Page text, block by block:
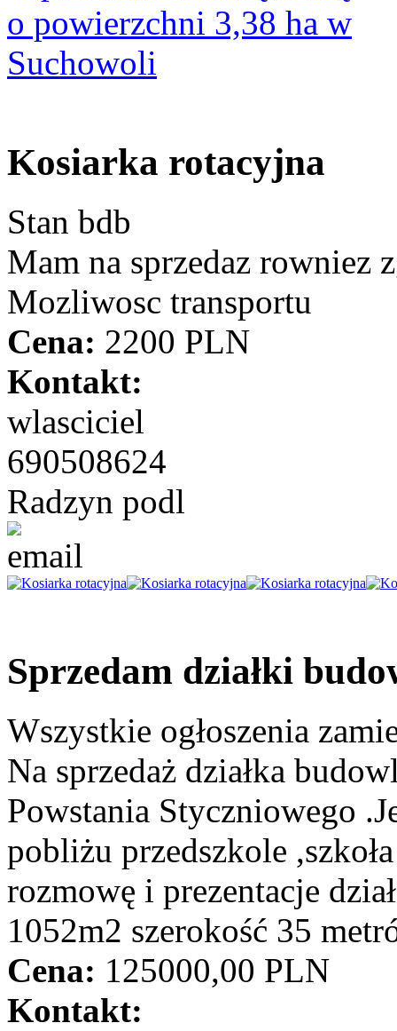
Kosiarka rotacyjna
Stan bdb
Mam na sprzedaz rowniez
Mozliwosc transportu
Cena: 2200 PLN
Kontakt:
wlasciciel
690508624
Radzyn podl
Sprzedam działki
Wszystkie ogłoszenia
Na sprzedaż działka
Powstania Styczniowego
pobliżu przedszkole
rozmowę i prezentacje
1052m2 szerokość 35
Cena: 125000,00 PLN
Kontakt: